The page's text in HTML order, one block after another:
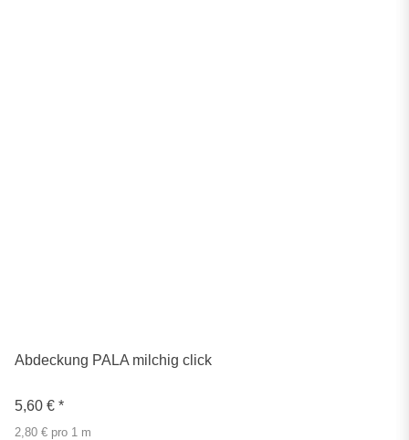
Abdeckung PALA milchig click
5,60 € *
2,80 € pro 1 m